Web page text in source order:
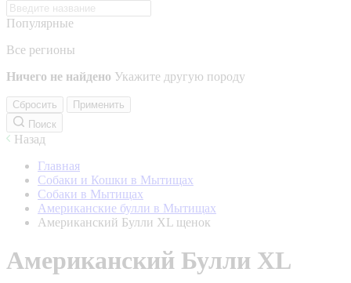
Популярные
Все регионы
Ничего не найдено Укажите другую породу
Сбросить
Применить
Поиск
Назад
Главная
Собаки и Кошки в Мытищах
Собаки в Мытищах
Американские булли в Мытищах
Американский Булли XL щенок
Американский Булли XL